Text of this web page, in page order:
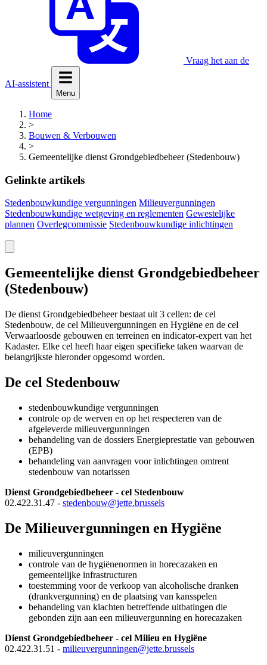
Vraag het aan de
AI-assistent
Menu
Home
>
Bouwen & Verbouwen
>
Gemeentelijke dienst Grondgebiedbeheer (Stedenbouw)
Gelinkte artikels
Stedenbouwkundige vergunningen Milieuvergunningen
Stedenbouwkundige wetgeving en reglementen Gewestelijke
plannen Overlegcommissie Stedenbouwkundige inlichtingen
Gemeentelijke dienst Grondgebiedbeheer
(Stedenbouw)
De dienst Grondgebiedbeheerbestaat uit 3 cellen: de cel
Stedenbouw, de cel Milieuvergunningen en Hygiëne en de cel
Verwaarloosde gebouwen en terreinen en indicator-expert van het
Kadaster. Elke cel heeft haar eigen specifieke taken waarvan de
belangrijkste hieronder opgesomd worden.
De cel Stedenbouw
stedenbouwkundige vergunningen
controle op de werven en op het respecteren van de
afgeleverde milieuvergunningen
behandeling van de dossiers Energieprestatie van gebouwen
(EPB)
behandeling van aanvragen voor inlichtingen omtrent
stedenbouw van notarissen
Dienst Grondgebiedbeheer - cel Stedenbouw
02.422.31.47 - stedenbouw@jette.brussels
De Milieuvergunningen en Hygiëne
milieuvergunningen
controle van de hygiënenormen in horecazaken en
gemeentelijke infrastructuren
toestemming voor de verkoop van alcoholische dranken
(drankvergunning) en de plaatsing van kansspelen
behandeling van klachten betreffende uitbatingen die
gebonden zijn aan een milieuvergunning en horecazaken
Dienst Grondgebiedbeheer - cel Milieu en Hygiëne
02.422.31.51 - milieuvergunningen@jette.brussels